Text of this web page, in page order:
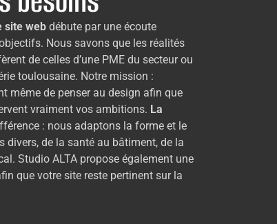
site web débute par une écoute
Nous savons que les réalités
de celles d’une PME du secteur ou
toulousaine. Notre mission :
même de penser au design afin que
vraiment vos ambitions. La
: nous adaptons la forme et le
divers, de la santé au bâtiment, de la
Studio ALTA propose également une
que votre site reste pertinent sur la